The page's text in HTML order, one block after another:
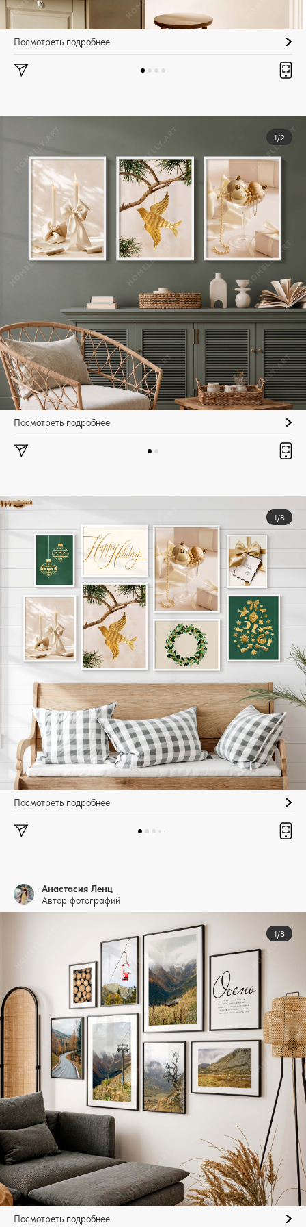
Посмотреть подробнее
1/2
Посмотреть подробнее
1/8
Посмотреть подробнее
Анастасия Ленц
Автор фотографий
1/8
Посмотреть подробнее